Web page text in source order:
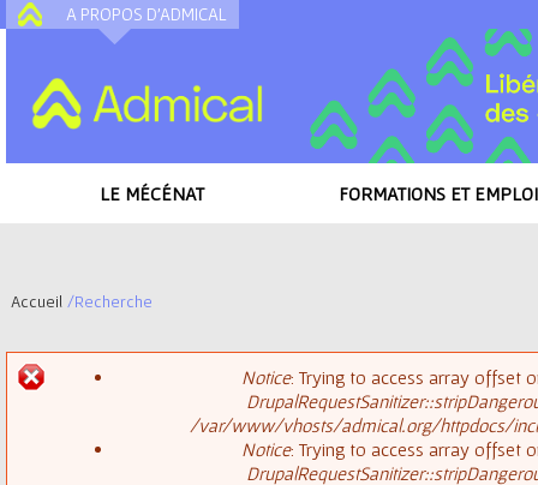
A PROPOS D'ADMICAL
LE MÉCÉNAT FORMATIONS ET
Accueil /Recherche
Notice: Trying to access array offset
/var/www/vhosts/admical.org/httpdocs/
Notice: Trying to access array offset